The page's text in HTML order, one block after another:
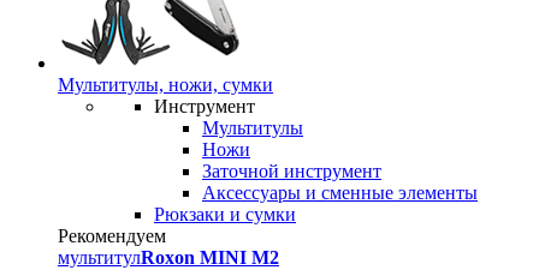
Мультитулы, ножи, сумки
Инструмент
Мультитулы
Ножи
Заточной инструмент
Аксессуары и сменные элементы
Рюкзаки и сумки
Рекомендуем
мультитулRoxon MINI M2